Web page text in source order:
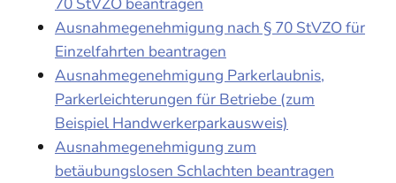
Ausnahmegenehmigung nach § 70 StVZO für
Einzelfahrten beantragen
Ausnahmegenehmigung Parkerlaubnis,
Parkerleichterungen für Betriebe (zum
Beispiel Handwerkerparkausweis)
Ausnahmegenehmigung zum
betäubungslosen Schlachten beantragen